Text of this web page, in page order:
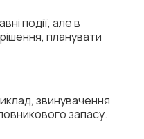
події, але в
планувати
звинувачення
запасу.